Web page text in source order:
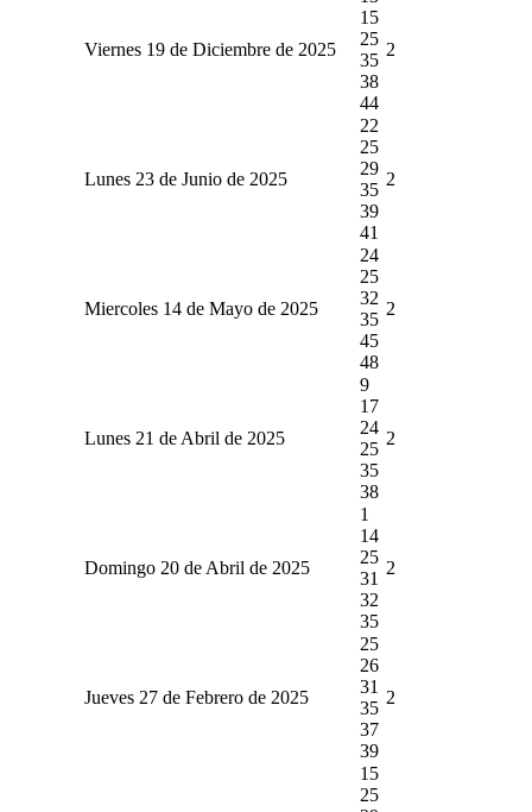
Viernes 19 de Diciembre de 2025
15
25
35
38
44
2
Lunes 23 de Junio de 2025
22
25
29
35
39
41
2
Miercoles 14 de Mayo de 2025
24
25
32
35
45
48
2
Lunes 21 de Abril de 2025
9
17
24
25
35
38
2
Domingo 20 de Abril de 2025
1
14
25
31
32
35
2
Jueves 27 de Febrero de 2025
25
26
31
35
37
39
2
15
25